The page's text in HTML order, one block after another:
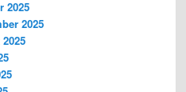
2025
2025